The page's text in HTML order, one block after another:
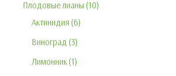
Плодовые лианы 10
Актинидия 6
Виноград 3
Лимонник 1